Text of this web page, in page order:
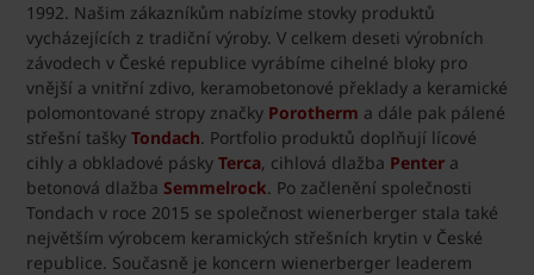
1992. Našim zákazníkům nabízíme stovky produktů
vycházejících z tradiční výroby. V celkem deseti výrobních
závodech v České republice vyrábíme cihelné bloky pro
vnější a vnitřní zdivo, keramobetonové překlady a keramické
polomontované stropy značky Porotherm a dále pak pálené
střešní tašky Tondach. Portfolio produktů doplňují lícové
cihly a obkladové pásky Terca, cihlová dlažba Penter a
betonová dlažba Semmelrock. Po začlenění společnosti
Tondach v roce 2015 se společnost wienerberger stala také
největším výrobcem keramických střešních krytin v České
republice. Současně je koncern wienerberger leaderem